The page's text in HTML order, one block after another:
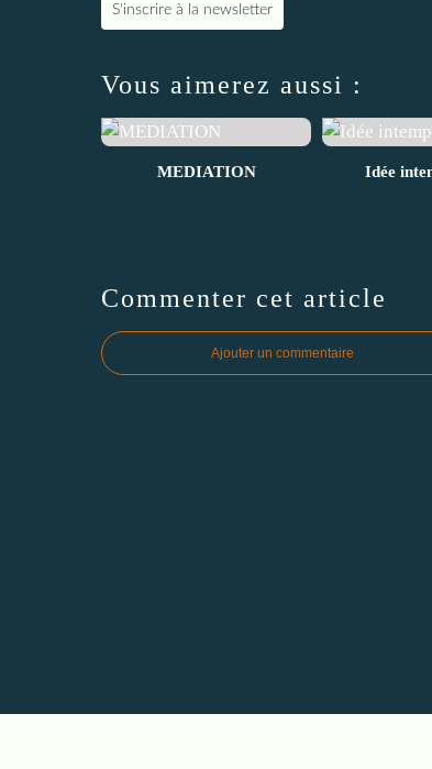
S'inscrire à la newsletter
Vous aimerez aussi :
MEDIATION
Idée
Commenter cet article
Ajouter un commentaire